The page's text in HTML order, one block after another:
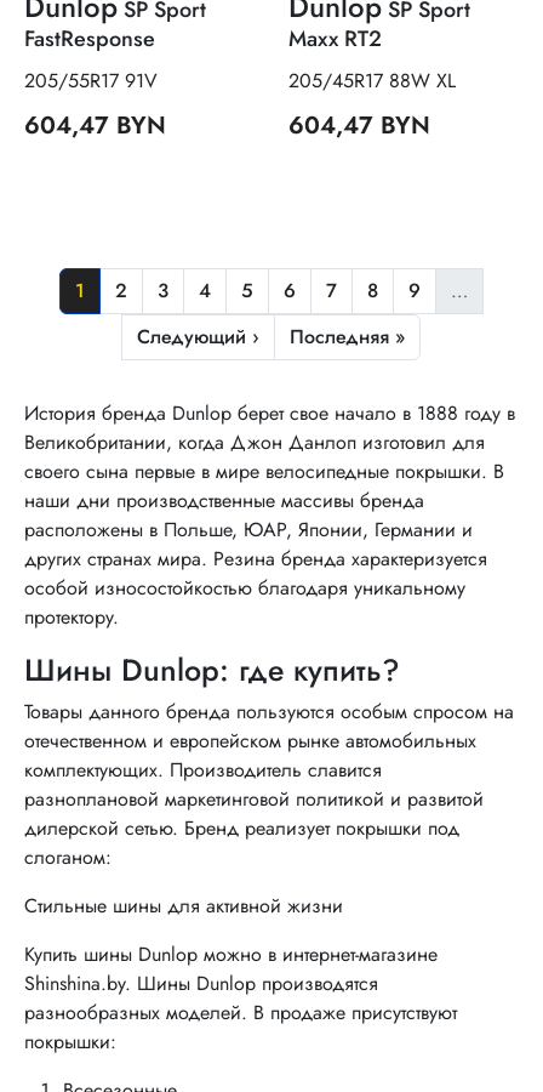
SP Sport
FastResponse
205/55R17 91V
604,47 BYN
SP Sport
Maxx RT2
205/45R17 88W XL
604,47 BYN
Нумерация страниц
Текущая страница
1 Страница
2 Страница
3 Страница
4 Страница
5 Страница
6 Страница
7 Страница
8 Страница
9
…
Следующая страница
Следующий › Последняя страница
Последняя »
История бренда Dunlop берет свое начало в 1888 году в
Великобритании, когда Джон Данлоп изготовил для
своего сына первые в мире велосипедные покрышки. В
наши дни производственные массивы бренда
расположены в Польше, ЮАР, Японии, Германии и
других странах мира. Резина бренда характеризуется
особой износостойкостью благодаря уникальному
протектору.
Шины Dunlop: где купить?
Товары данного бренда пользуются особым спросом на
отечественном и европейском рынке автомобильных
комплектующих. Производитель славится
разноплановой маркетинговой политикой и развитой
дилерской сетью. Бренд реализует покрышки под
слоганом:
Стильные шины для активной жизни
Купить шины Dunlop можно в интернет-магазине
Shinshina.by. Шины Dunlop производятся
разнообразных моделей. В продаже присутствуют
покрышки: